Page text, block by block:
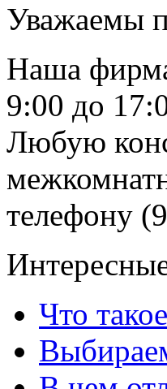
Уважаемы
Наша
9:00 до
Любую
телефону
Что